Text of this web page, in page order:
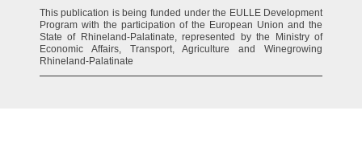
This publication is being funded under the EULLE Development
Program with the participation of the European Union and the
State of Rhineland-Palatinate, represented by the Ministry of
Economic Affairs, Transport, Agriculture and Winegrowing
Rhineland-Palatinate